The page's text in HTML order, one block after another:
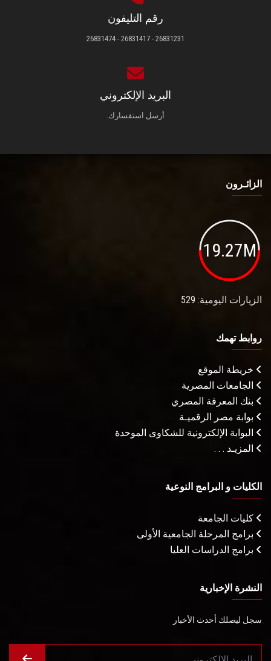
رقم التليفون
26831231 - 26831417 - 26831474
البريد الإلكتروني
أرسل استفسارك.
الزائـرون
19.27M
الزيارات اليومية: 529
روابط تهمك
خريطة الموقع
الجامعات المصرية
بنك المعرفة المصري
بوابة مصر الرقميـة
البوابة الإلكترونية للشكاوى الموحدة
المزيـد . . .
الكليات و البرامج النوعية
كليات الجامعة
برامج المرحلة الجامعية الأولى
برامج الدراسات العليا
النشرة الإخبارية
سجل ليصلك أحدث الأخبار